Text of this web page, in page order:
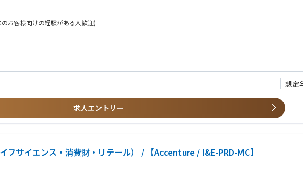
高度化に向けたロードマップの策定と実行、クラウドセキュリティなど
ンジマネジメントなどの実行支援を行う部門です。
ティクス、プロセスオートメーション、
とに分かれてさまざまな業界のお客様をご支援しています。
ーなITベンダーとのアライアンス関係があります。
究をしているほか、
ームやPJを決めていきます。
お客様向けの経験がある人歓迎)
ご経験が必須）
化、スキル全般のコンサルティング経験
使った実装プロジェクトへの参画経験
想定
求人エントリー
サイエンス・消費財・リテール） / 【Accenture / I&E-PRD-MC】